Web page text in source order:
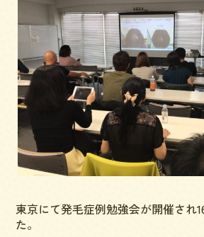
東京にて発毛症例勉強会が開催され
た。